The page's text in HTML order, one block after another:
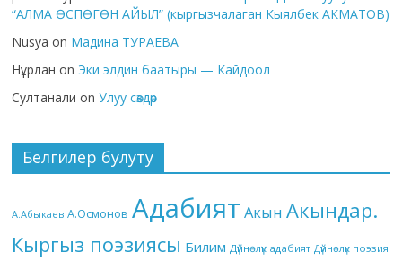
“АЛМА ӨСПӨГӨН АЙЫЛ” (кыргызчалаган Кыялбек АКМАТОВ)
Nusya on Мадина ТУРАЕВА
Нұрлан on Эки элдин баатыры — Кайдоол
Султанали onУлуу сөздөр
Белгилер булуту
А.Абыкаев А.Осмонов Адабият Акын Акындар.
Кыргыз поэзиясы Билим Дүйнөлүк адабият Дүйнөлүк поэзия